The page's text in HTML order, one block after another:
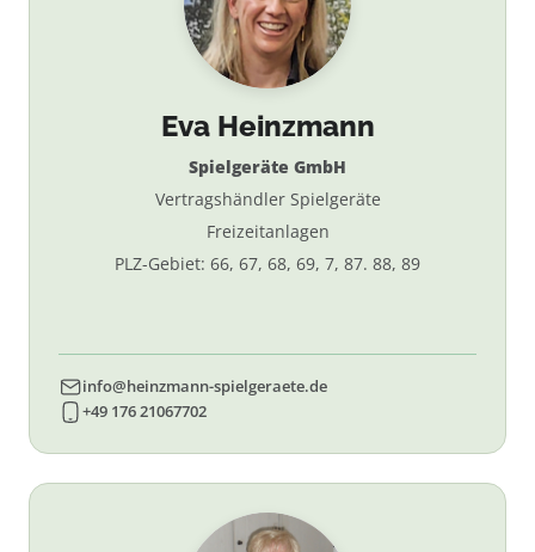
Eva Heinzmann
Spielgeräte GmbH
Vertragshändler Spielgeräte
Freizeitanlagen
PLZ-Gebiet: 66, 67, 68, 69, 7, 87. 88, 89
info@heinzmann-spielgeraete.de
+49 176 21067702